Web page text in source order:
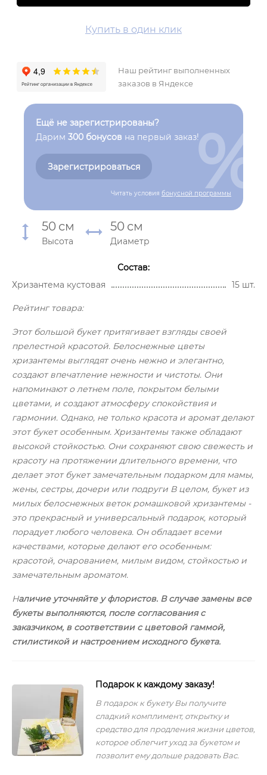
Купить в один клик
Наш рейтинг выполненных
заказов в Яндексе
Ещё не зарегистрированы?
Дарим 300 бонусов на первый заказ!
Зарегистрироваться
Читать условия бонусной программы
%
50 см
Высота
50 см
Диаметр
Состав:
Хризантема кустовая
15 шт.
Рейтинг товара:
Этот большой букет притягивает взгляды своей
прелестной красотой. Белоснежные цветы
хризантемы выглядят очень нежно и элегантно,
создают впечатление нежности и чистоты. Они
напоминают о летнем поле, покрытом белыми
цветами, и создают атмосферу спокойствия и
гармонии. Однако, не только красота и аромат делают
этот букет особенным. Хризантемы также обладают
высокой стойкостью. Они сохраняют свою свежесть и
красоту на протяжении длительного времени, что
делает этот букет замечательным подарком для мамы,
жены, сестры, дочери или подруги В целом, букет из
милых белоснежных веток ромашковой хризантемы -
это прекрасный и универсальный подарок, который
порадует любого человека. Он обладает всеми
качествами, которые делают его особенным:
красотой, очарованием, милым видом, стойкостью и
замечательным ароматом.
Наличие уточняйте у флористов. В случае замены все
букеты выполняются, после согласования с
заказчиком, в соответствии с цветовой гаммой,
стилистикой и настроением исходного букета.
Подарок к каждому заказу!
В подарок к букету Вы получите
сладкий комплимент, открытку и
средство для продления жизни цветов,
которое облегчит уход за букетом и
позволит ему дольше радовать Вас.